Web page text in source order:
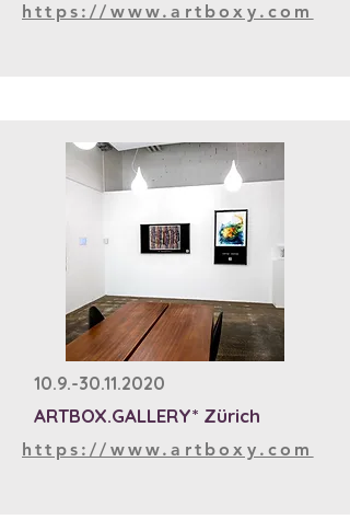
https://www.artboxy.com
10.9.-30.11.2020
ARTBOX.GALLERY* Zürich
https://www.artboxy.com